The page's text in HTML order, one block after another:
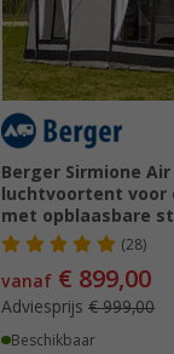
Berger Sirmione Air
luchtvoortent voor
met opblaasbare
(28)
vanaf € 899,00
Adviesprijs€ 999,00
Beschikbaar